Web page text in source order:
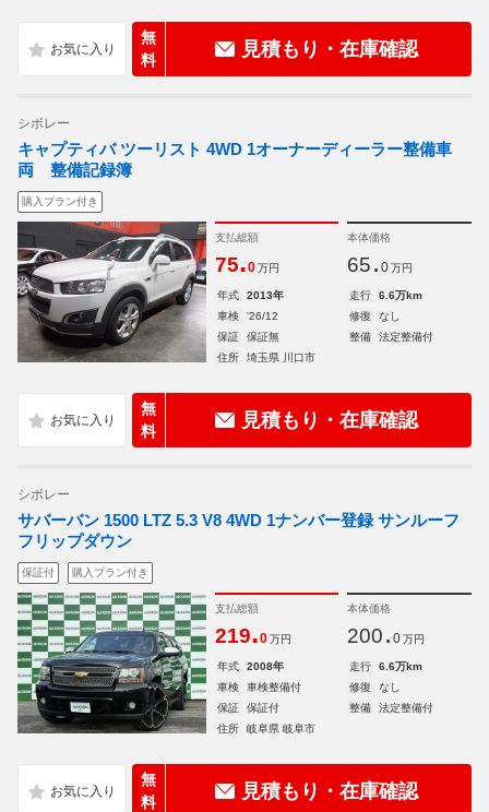
無
料
見積もり・在庫確認
シボレー
キャプティバ ツーリスト 4WD 1オーナーディーラー整備車
両 整備記録簿
購入プラン付き
支払総額
75.0 万円
本体価格
65. 0 万円
年式 2013年 走行
6.6万km
車検
'26/12 修復
なし
保証
保証無 整備
法定整備付
住所
埼玉県 川口市
無
料
見積もり・在庫確認
シボレー
サバーバン 1500 LTZ 5.3 V8 4WD 1ナンバー登録 サンルーフ
フリップダウン
保証付 購入プラン付き
支払総額
219.0 万円
本体価格
200. 0 万円
年式 2008年 走行
6.6万km
車検
車検整備付 修復
なし
保証
保証付 整備
法定整備付
住所
岐阜県 岐阜市
無
料
見積もり・在庫確認